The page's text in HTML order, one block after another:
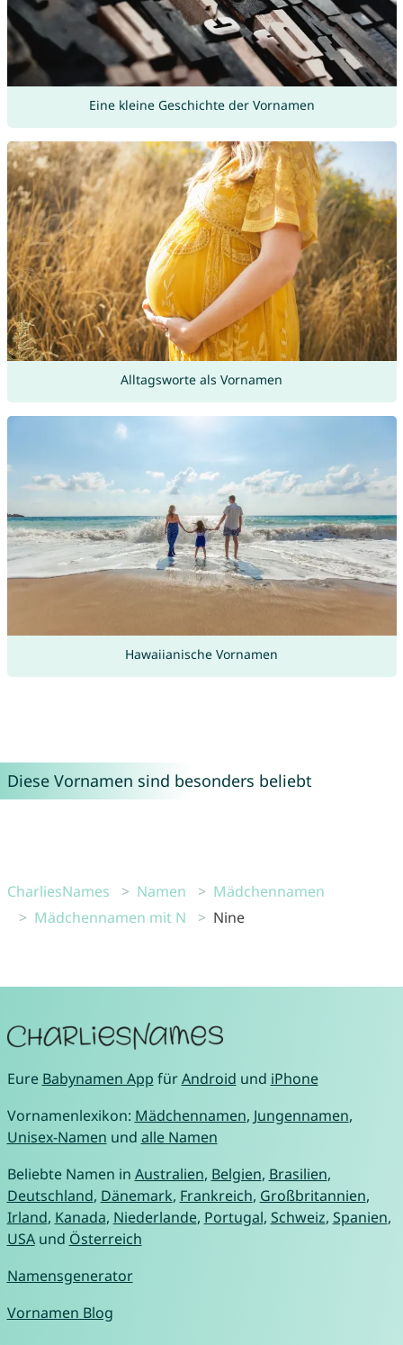
Eine kleine Geschichte der Vornamen
Alltagsworte als Vornamen
Hawaiianische Vornamen
Diese Vornamen sind besonders beliebt
CharliesNames Namen
Mädchennamen
Mädchennamen mit N
Nine
Eure Babynamen App fürAndroid und iPhone
Vornamenlexikon: Mädchennamen, Jungennamen,
Unisex-Namen und alle Namen
Beliebte Namen in Australien, Belgien, Brasilien,
Deutschland, Dänemark, Frankreich, Großbritannien,
Irland, Kanada, Niederlande, Portugal, Schweiz, Spanien,
USAund Österreich
Namensgenerator
Vornamen Blog